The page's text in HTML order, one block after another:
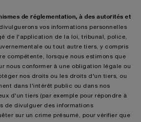
de réglementation, à des autorités et
vos informations personnelles
de l'application de la loi, tribunal, police,
ou tout autre tiers, y compris
compétente, lorsque nous estimons que
nous conformer à une obligation légale ou
nos droits ou les droits d'un tiers, ou
dans l'intérêt public ou dans nos
d'un tiers (par exemple pour répondre à
de divulguer des informations
sur un crime présumé, pour vérifier que